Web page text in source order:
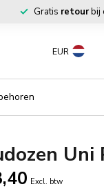
Gratis retourbij
EUR
Excl. btw